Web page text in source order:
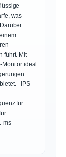
was
führt. Mit
Monitor ideal
- IPS-
für
ms-